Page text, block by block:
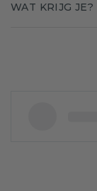
WAT KRIJG JE?